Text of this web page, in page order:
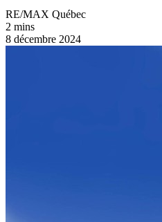
RE/MAX Québec
2 mins
8 décembre 2024